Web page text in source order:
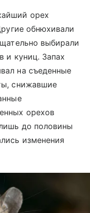
орех
обнюхивали
выбирали
и куниц. Запах
на съеденные
снижавшие
орехов
до половины
изменения